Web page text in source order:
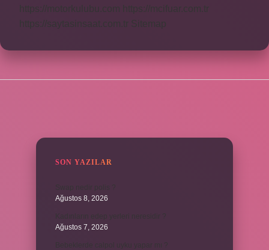
https://motorkulubu.com
https://mcifuar.com.tr
https://saytasinsaat.com.tr
Sitemap
SON YAZILAR
Ağustos 8, 2026
Ağustos 7, 2026